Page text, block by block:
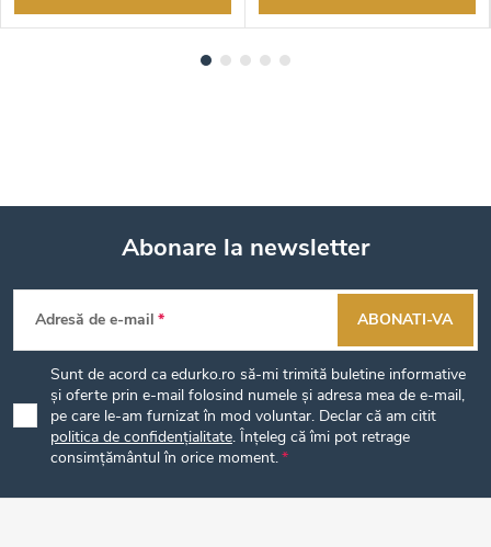
S
u
b
o
Abonare la newsletter
Adresă de e-mail
Sunt de acord ca edurko.ro să-mi trimită buletine informative
și oferte prin e-mail folosind numele și adresa mea de e-mail,
pe care le-am furnizat în mod voluntar. Declar că am citit
politica de confidențialitate. Înțeleg că îmi pot retrage
consimțământul în orice moment.
ABONATI-VA